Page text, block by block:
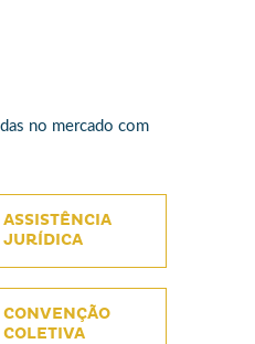
no mercado com
ASSISTÊNCIA
JURÍDICA
CONVENÇÃO
COLETIVA